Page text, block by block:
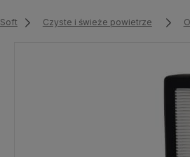
Soft Czyste i świeże powietrze